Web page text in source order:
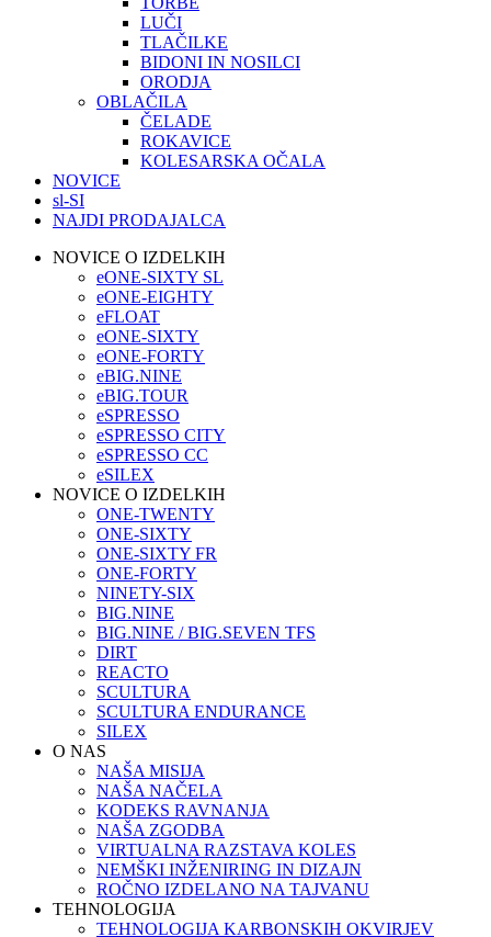
LUČI
TLAČILKE
BIDONI IN NOSILCI
ORODJA
OBLAČILA
ČELADE
ROKAVICE
KOLESARSKA OČALA
NOVICE
sl-SI
NAJDI PRODAJALCA
NOVICE O IZDELKIH
eONE-SIXTY SL
eONE-EIGHTY
eFLOAT
eONE-SIXTY
eONE-FORTY
eBIG.NINE
eBIG.TOUR
eSPRESSO
eSPRESSO CITY
eSPRESSO CC
eSILEX
NOVICE O IZDELKIH
ONE-TWENTY
ONE-SIXTY
ONE-SIXTY FR
ONE-FORTY
NINETY-SIX
BIG.NINE
BIG.NINE / BIG.SEVEN TFS
DIRT
REACTO
SCULTURA
SCULTURA ENDURANCE
SILEX
O NAS
NAŠA MISIJA
NAŠA NAČELA
KODEKS RAVNANJA
NAŠA ZGODBA
VIRTUALNA RAZSTAVA KOLES
NEMŠKI INŽENIRING IN DIZAJN
ROČNO IZDELANO NA TAJVANU
TEHNOLOGIJA
TEHNOLOGIJA KARBONSKIH OKVIRJEV